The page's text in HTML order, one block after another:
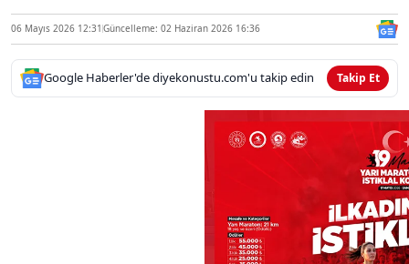
06 Mayıs 2026 12:31 Güncelleme: 02 Haziran 2026 16:36
Google Haberler'de diyekonustu.com'u takip edin Takip Et